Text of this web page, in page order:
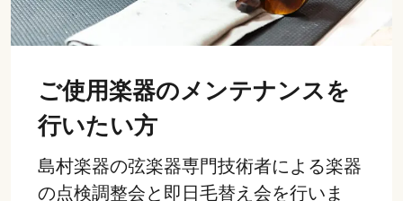
ご使用楽器のメンテナンスを
行いたい方
島村楽器の弦楽器専門技術者による楽器
の点検調整会と即日毛替え会を行いま